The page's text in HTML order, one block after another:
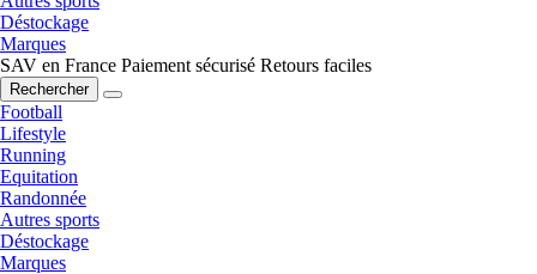
Déstockage
Marques
SAV en France Paiement sécurisé Retours faciles
Rechercher
Football
Lifestyle
Running
Equitation
Randonnée
Autres sports
Déstockage
Marques